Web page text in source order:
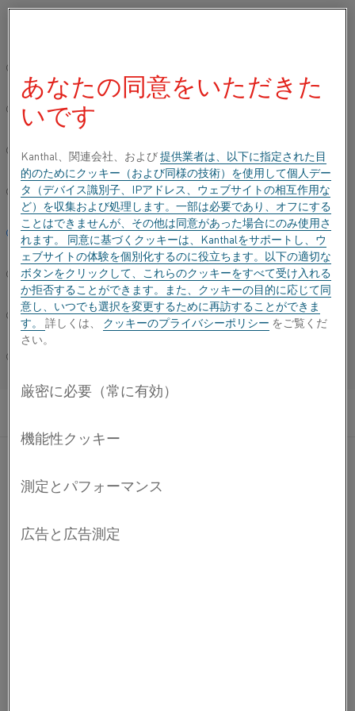
简体中文/Chinese
Deutsch/German
Italiano/Italian
日本語/Japanese
Português/Portuguese
Español/Spanish
インド地区営業担当者
インド地区営業担当者
HEATING MATERIAL
HEATING SYSTEMS
Kanthal®
Kanthal®は、工業用ヒーティングテクノロジーおよび
会社情報
あなたの同意をいただきた
いです
Kanthal、関連会社、および提供業者は、以下に指定された目
的のためにクッキー（および同様の技術）を使用して個人デー
タ（デバイス識別子、IPアドレス、ウェブサイトの相互作用な
ど）を収集および処理します。一部は必要であり、オフにする
ことはできませんが、その他は同意があった場合にのみ使用さ
れます。 同意に基づくクッキーは、Kanthalをサポートし、ウ
ェブサイトの体験を個別化するのに役立ちます。以下の適切な
ボタンをクリックして、これらのクッキーをすべて受け入れる
か拒否することができます。また、クッキーの目的に応じて同
意し、いつでも選択を変更するために再訪することができま
す。 詳しくは、 クッキーのプライバシーポリシー をご覧くだ
さい。